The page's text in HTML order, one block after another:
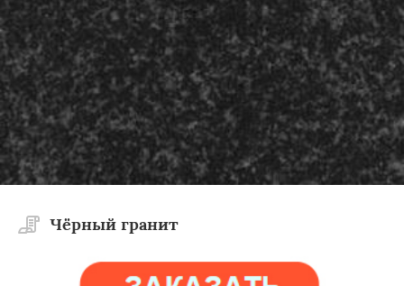
Чёрный гранит